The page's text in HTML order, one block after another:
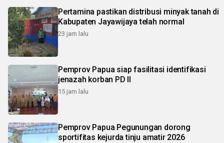
Pertamina pastikan distribusi minyak tanah di
Kabupaten Jayawijaya telah normal
23 jam lalu
Pemprov Papua siap fasilitasi identifikasi
jenazah korban PD II
15 jam lalu
Pemprov Papua Pegunungan dorong
sportifitas kejurda tinju amatir 2026